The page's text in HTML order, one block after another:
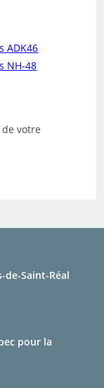
ADK46
NH-48
votre
de-Saint-Réal
pour la